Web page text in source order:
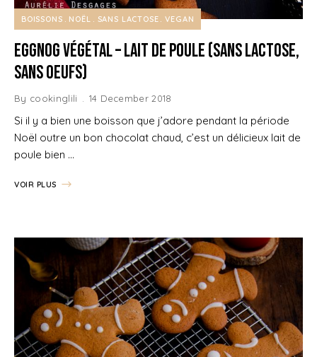
BOISSONS NOËL SANS LACTOSE VEGAN
Eggnog végétal – Lait de poule (sans lactose,
sans oeufs)
By cookinglili 14 December 2018
Si il y a bien une boisson que j’adore pendant la période
Noël outre un bon chocolat chaud, c’est un délicieux lait de
poule bien …
VOIR PLUS